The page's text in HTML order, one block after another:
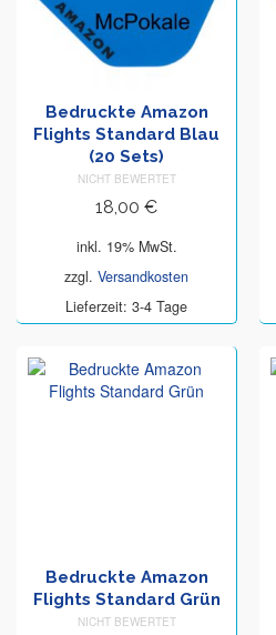
Bedruckte Amazon
Flights Standard Blau
(20 Sets)
NICHT BEWERTET
18,00 €
inkl. 19% MwSt.
zzgl. Versandkosten
Lieferzeit: 3-4 Tage
Bedruckte Amazon
Flights Standard Grün
NICHT BEWERTET